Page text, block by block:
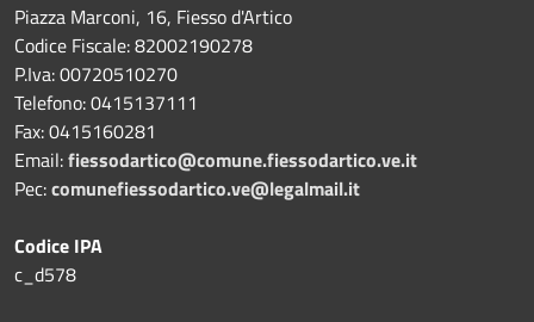
Piazza Marconi, 16, Fiesso d'Artico
Codice Fiscale: 82002190278
P.Iva: 00720510270
Telefono:0415137111
Fax:0415160281
Email:fiessodartico@comune.fiessodartico.ve.it
Pec:comunefiessodartico.ve@legalmail.it
Codice IPA
c_d578